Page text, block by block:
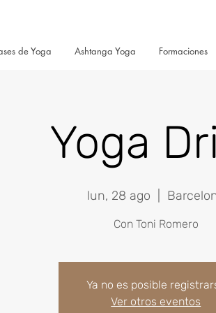
de Yoga Ashtanga Yoga Formaciones
Yoga
lun, 28 ago
Con Toni Romero
Ya no es posible
Ver otros eventos